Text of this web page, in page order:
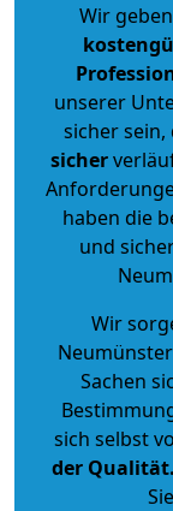
Wir
unserer
sicher sein,
sicher
haben die
und
Wir
Sachen
sich selbst
der Qualität.